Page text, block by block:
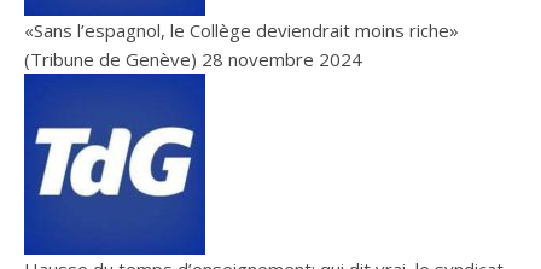
«Sans l’espagnol, le Collège deviendrait moins riche»
(Tribune de Genève) 28 novembre 2024